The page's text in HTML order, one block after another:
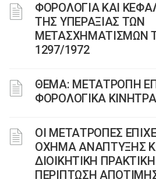
ΦΟΡΟΛΟΓΙΑ ΚΑΙ
ΤΗΣ ΥΠΕΡΑΞΙΑΣ ΤΩΝ
ΜΕΤΑΣΧΗΜΑΤΙΣΜΩΝ
1297/1972
ΘΕΜΑ: ΜΕΤΑΤΡΟΠΗ
ΦΟΡΟΛΟΓΙΚΑ ΚΙΝΗΤΡΑ
ΟΙ ΜΕΤΑΤΡΟΠΕΣ
ΟΧΗΜΑ ΑΝΑΠΤΥΞΗΣ
ΔIOIKHTIKH
ΠΕΡΙΠΤΩΣΗ